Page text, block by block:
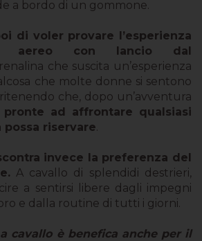
a bordo di un gommone.
di voler provare l’esperienza
con lancio dal
che suscita un’esperienza
che molte donne si sentono
che, dopo un’avventura
ad affrontare qualsiasi
riservare.
invece la preferenza del
A cavallo di splendidi destrieri,
a sentirsi libere dagli impegni
e dalla routine di tutti i giorni.
cavallo è benefica anche per il